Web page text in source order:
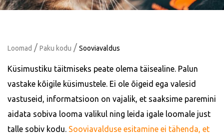
Loomad / Paku kodu / Sooviavaldus
Küsimustiku täitmiseks peate olema täisealine. Palun
vastake kõigile küsimustele. Ei ole õigeid ega valesid
vastuseid, informatsioon on vajalik, et saaksime paremini
aidata sobiva looma valikul ning leida igale loomale just
talle sobiv kodu. Sooviavalduse esitamine ei tähenda, et